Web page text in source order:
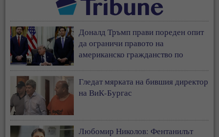
Доналд Тръмп прави пореден опит
да ограничи правото на
американско гражданство по
Гледат мярката на бившия директор
на ВиК-Бургас
Любомир Николов: Фентанилът